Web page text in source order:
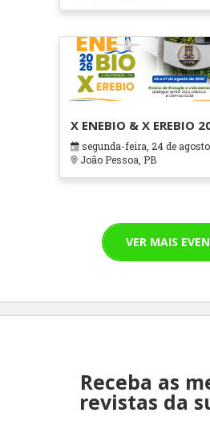
X ENEBIO & X EREBIO
segunda-feira, 24 de agosto
João Pessoa, PB
VER MAIS
Receba as
revistas da